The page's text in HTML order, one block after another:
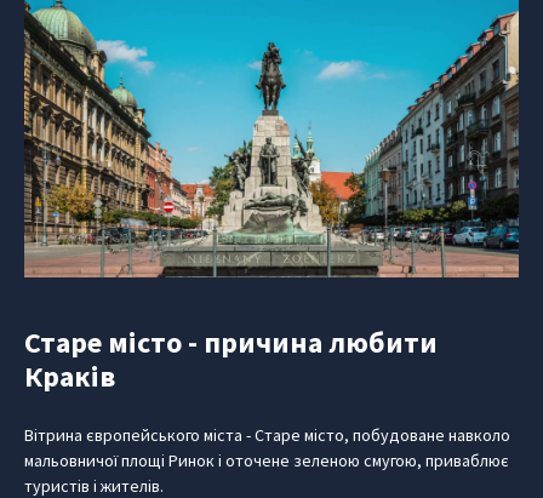
Старе місто - причина любити
Краків
Вітрина європейського міста - Старе місто, побудоване навколо
мальовничої площі Ринок і оточене зеленою смугою, приваблює
туристів і жителів.